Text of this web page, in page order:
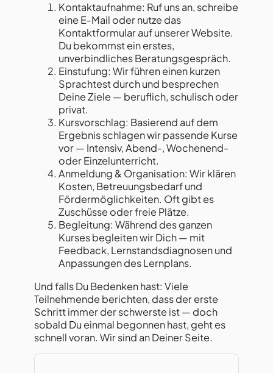
Kontaktaufnahme: Ruf uns an, schreibe
eine E‑Mail oder nutze das
Kontaktformular auf unserer Website.
Du bekommst ein erstes,
unverbindliches Beratungsgespräch.
Einstufung: Wir führen einen kurzen
Sprachtest durch und besprechen
Deine Ziele — beruflich, schulisch oder
privat.
Kursvorschlag: Basierend auf dem
Ergebnis schlagen wir passende Kurse
vor — Intensiv, Abend-, Wochenend-
oder Einzelunterricht.
Anmeldung & Organisation: Wir klären
Kosten, Betreuungsbedarf und
Fördermöglichkeiten. Oft gibt es
Zuschüsse oder freie Plätze.
Begleitung: Während des ganzen
Kurses begleiten wir Dich — mit
Feedback, Lernstandsdiagnosen und
Anpassungen des Lernplans.
Und falls Du Bedenken hast: Viele
Teilnehmende berichten, dass der erste
Schritt immer der schwerste ist — doch
sobald Du einmal begonnen hast, geht es
schnell voran. Wir sind an Deiner Seite.